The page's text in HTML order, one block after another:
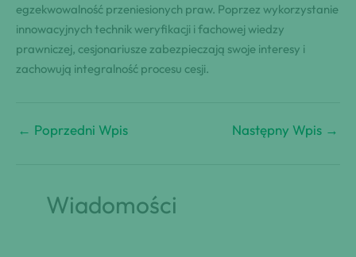
egzekwowalność przeniesionych praw. Poprzez wykorzystanie
innowacyjnych technik weryfikacji i fachowej wiedzy
prawniczej, cesjonariusze zabezpieczają swoje interesy i
zachowują integralność procesu cesji.
← Poprzedni Wpis Następny Wpis →
Wiadomości